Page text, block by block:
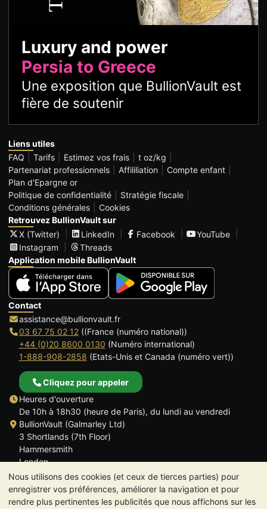
Nous utilisons des cookies (et ceux de tierces parties) pour
enregistrer vos préférences, améliorer la navigation et pour
rendre plus pertinentes les publicités que nous affichons sur les
Luxury and power
Persia to Greece
Une exposition que BullionVault est
fière de soutenir
Liens utiles
FAQ
Tarifs Estimez vos frais
t oz/kg
Partenariat professionnels
Affililiation
Compte enfant
Plan d'Epargne or
Politique de confidentialité
Stratégie fiscale
Conditions générales
Cookies
Retrouvez BullionVault sur
X (Twitter)
LinkedIn Facebook
YouTube
Instagram
Threads
Application mobile BullionVault
Contact
assistance@bullionvault.fr
03 67 75 02 12((France (numéro national))
+44 (0)20 8600 0130 (Numéro international)
1-888-908-2858 (Etats-Unis et Canada (numéro vert))
Cliquez pour appeler
Heures d'ouverture
De 10h à 18h30 (heure de Paris), du lundi au vendredi
BullionVault (Galmarley Ltd)
3 Shortlands (7th Floor)
Hammersmith
London
W6 8DA
ROYAUME UNI